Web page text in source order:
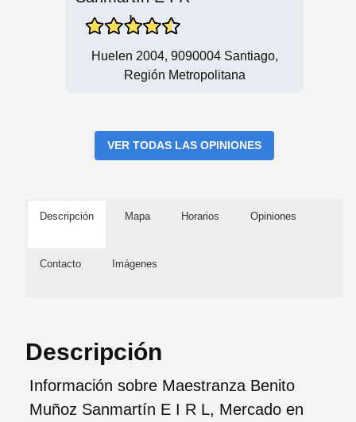
Huelen 2004, 9090004 Santiago,
Región Metropolitana
VER TODAS LAS OPINIONES
Descripción Mapa Horarios Opiniones
Contacto Imágenes
Descripción
Información sobre Maestranza Benito
Muñoz Sanmartín E I R L, Mercado en